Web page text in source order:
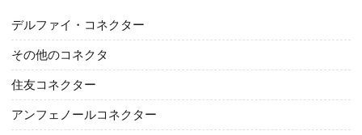
デルファイ・コネクター
その他のコネクタ
住友コネクター
アンフェノールコネクター